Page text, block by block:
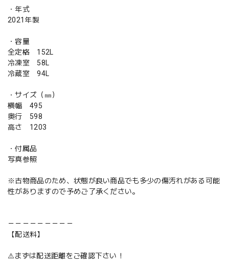
・年式
2021年製
・容量
全定格 152L
冷凍室 58L
冷蔵室 94L
・サイズ（㎜）
横幅 495
奥行 598
高さ 1203
・付属品
写真参照
※古物商品のため、状態が良い商品でも多少の傷汚れがある可能
性がありますので予めご了承ください。
－－－－－－－－－
【配送料】
⚠️まずは配送距離をご確認下さい！